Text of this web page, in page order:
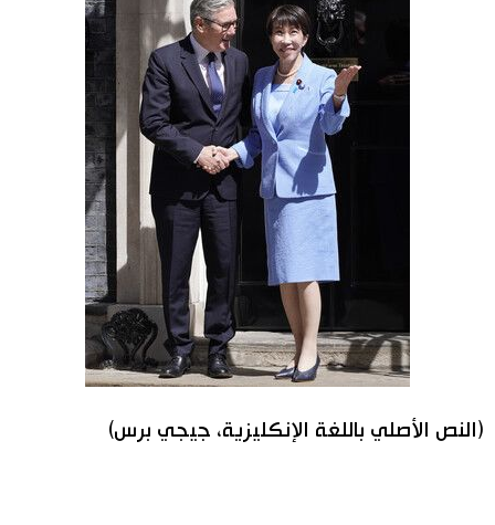
(النص الأصلي باللغة الإنكليزية، جيجي برس)